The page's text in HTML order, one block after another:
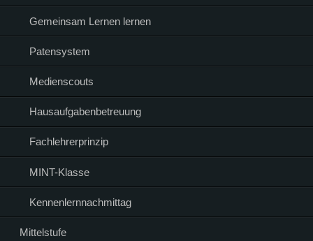
Gemeinsam Lernen lernen
Patensystem
Medienscouts
Hausaufgabenbetreuung
Fachlehrerprinzip
MINT-Klasse
Kennenlernnachmittag
Mittelstufe